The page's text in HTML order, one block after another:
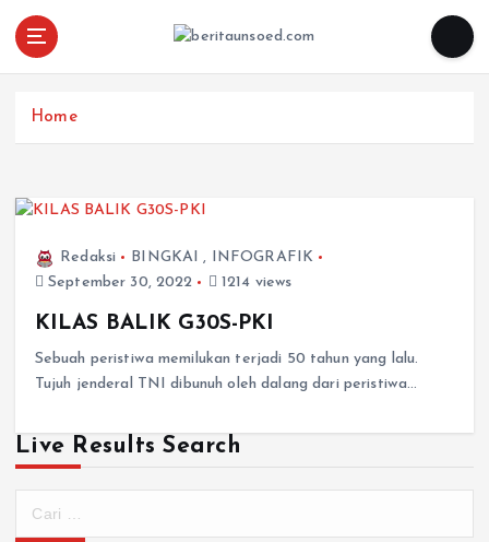
Home
Redaksi BINGKAI ,
INFOGRAFIK
September 30, 2022
1214 views
KILAS BALIK G30S-PKI
Sebuah peristiwa memilukan terjadi 50 tahun yang lalu.
Tujuh jenderal TNI dibunuh oleh dalang dari peristiwa…
Live Results Search